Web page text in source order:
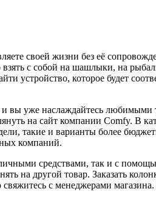
своей жизни без её
с собой на шашлыки, на
устройство, которое будет
и вы уже наслаждайтесь
на сайт компании Comfy. В
такие и варианты более
компаний.
средствами, так и с
на другой товар. Заказать
с менеджерами